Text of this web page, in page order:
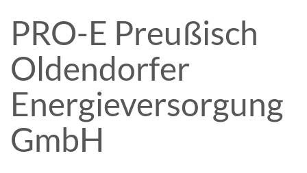
PRO-E Preußisch
Oldendorfer
Energieversorgung
GmbH